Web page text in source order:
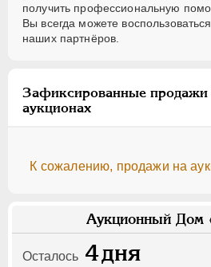
получить профессиональную
Вы всегда можете воспользоваться
наших партнёров.
Зафиксированные продажи
аукционах
К сожалению, продажи на
Аукционный Дом
Осталось 4дня